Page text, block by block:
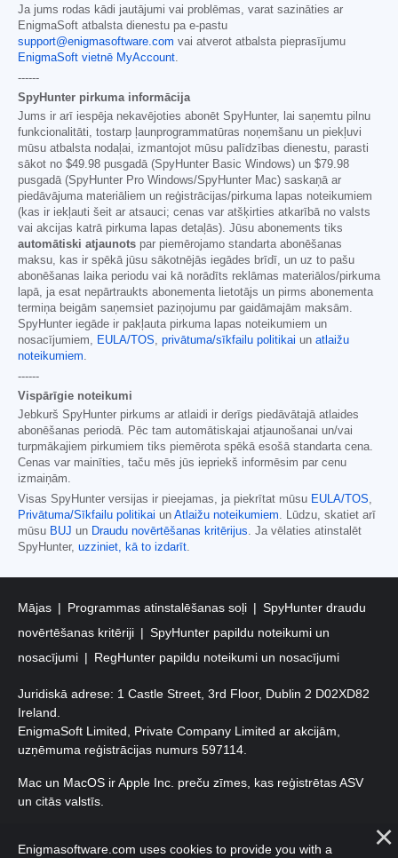
Ja jums rodas kādi jautājumi vai problēmas, varat sazināties ar
EnigmaSoft atbalsta dienestu pa e-pastu
support@enigmasoftware.com vai atverot atbalsta pieprasījumu
EnigmaSoft vietnē MyAccount.
------
SpyHunter pirkuma informācija
Jums ir arī iespēja nekavējoties abonēt SpyHunter, lai saņemtu pilnu
funkcionalitāti, tostarp ļaunprogrammatūras noņemšanu un piekļuvi
mūsu atbalsta nodaļai, izmantojot mūsu palīdzības dienestu, parasti
sākot no $49.98 pusgadā (SpyHunter Basic Windows) un $79.98
pusgadā (SpyHunter Pro Windows/SpyHunter Mac) saskaņā ar
piedāvājuma materiāliem un reģistrācijas/pirkuma lapas noteikumiem
(kas ir iekļauti šeit ar atsauci; cenas var atšķirties atkarībā no valsts
vai akcijas katrā pirkuma lapas detaļās). Jūsu abonements tiks
automātiski atjaunots par piemērojamo standarta abonēšanas
maksu, kas ir spēkā jūsu sākotnējās iegādes brīdī, un uz to pašu
abonēšanas laika periodu vai kā norādīts reklāmas materiālos/pirkuma
lapā, ja esat nepārtraukts abonementa lietotājs un pirms abonementa
termiņa beigām saņemsiet paziņojumu par gaidāmajām maksām.
SpyHunter iegāde ir pakļauta pirkuma lapas noteikumiem un
nosacījumiem, EULA/TOS, privātuma/sīkfailu politikai un atlaižu
noteikumiem.
------
Vispārīgie noteikumi
Jebkurš SpyHunter pirkums ar atlaidi ir derīgs piedāvātajā atlaides
abonēšanas periodā. Pēc tam automātiskajai atjaunošanai un/vai
turpmākajiem pirkumiem tiks piemērota spēkā esošā standarta cena.
Cenas var mainīties, taču mēs jūs iepriekš informēsim par cenu
izmaiņām.
Visas SpyHunter versijas ir pieejamas, ja piekrītat mūsu EULA/TOS,
Privātuma/Sīkfailu politikai un Atlaižu noteikumiem. Lūdzu, skatiet arī
mūsu BUJ un Draudu novērtēšanas kritērijus. Ja vēlaties atinstalēt
SpyHunter, uzziniet, kā to izdarīt.
Mājas Programmas atinstalēšanas soļi
SpyHunter draudu
novērtēšanas kritēriji
SpyHunter papildu noteikumi un
nosacījumi
RegHunter papildu noteikumi un nosacījumi
Juridiskā adrese: 1 Castle Street, 3rd Floor, Dublin 2 D02XD82
Ireland.
EnigmaSoft Limited, Private Company Limited ar akcijām,
uzņēmuma reģistrācijas numurs 597114.
Mac un MacOS ir Apple Inc. preču zīmes, kas reģistrētas ASV
un citās valstīs.
aizsargātas.
Enigmasoftware.com uses cookies to provide you with a